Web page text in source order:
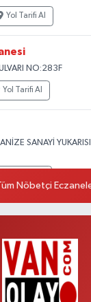
Yol Tarifi Al
NO:283F
Yol Tarifi Al
SANAYİ
Yol Tarifi Al
Nöbetçi